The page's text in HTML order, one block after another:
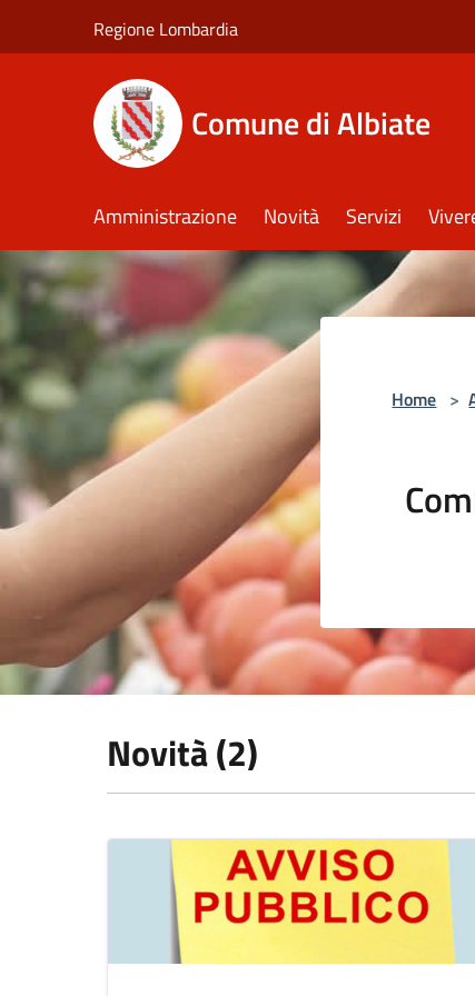
Regione Lombardia
Comune di Albiate
Amministrazione Novità Servizi
Home >
Novità (2)